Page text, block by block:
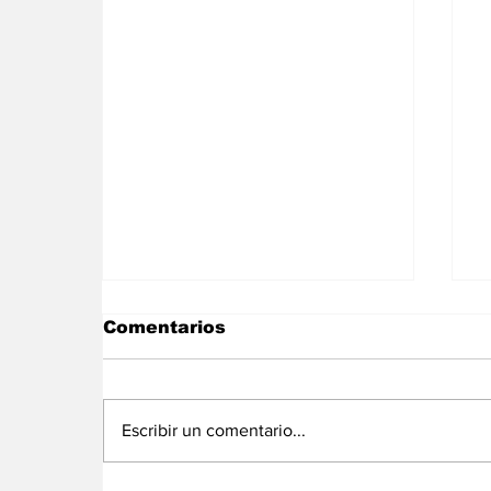
Comentarios
Escribir un comentario...